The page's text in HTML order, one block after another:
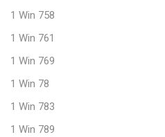
1 Win 758
1 Win 761
1 Win 769
1 Win 78
1 Win 783
1 Win 789